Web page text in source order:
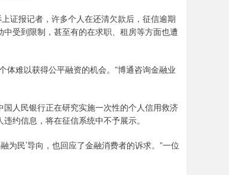
证报记者，许多个人在还清欠款后，征信逾期
受到限制，甚至有的在求职、租房等方面也遭
难以获得公平融资的机会。”博通咨询金融业
人民银行正在研究实施一次性的个人信用救济
约信息，将在征信系统中不予展示。
民’导向，也回应了金融消费者的诉求。”一位